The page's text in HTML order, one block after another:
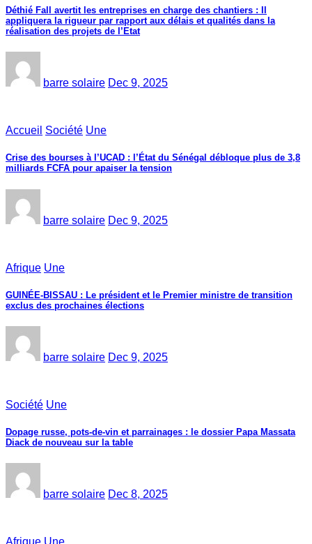
Déthié Fall avertit les entreprises en charge des chantiers : Il
appliquera la rigueur par rapport aux délais et qualités dans la
réalisation des projets de l’Etat
barre solaire Dec 9, 2025
Accueil Société Une
Crise des bourses à l’UCAD : l’État du Sénégal débloque plus de 3,8
milliards FCFA pour apaiser la tension
barre solaire Dec 9, 2025
Afrique Une
GUINÉE-BISSAU : Le président et le Premier ministre de transition
exclus des prochaines élections
barre solaire Dec 9, 2025
Société Une
Dopage russe, pots-de-vin et parrainages : le dossier Papa Massata
Diack de nouveau sur la table
barre solaire Dec 8, 2025